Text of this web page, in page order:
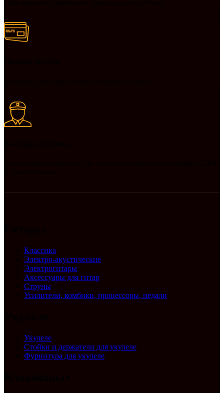
Классика
Электро-акустические
Электрогитары
Аксессуары для гитар
Струны
Усилители, комбики, процессоры, педали
Укулеле
Стойки и держатели для укулеле
Фурнитура для укулеле